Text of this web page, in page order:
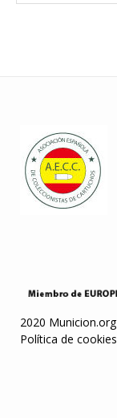
2020
Política de cookies